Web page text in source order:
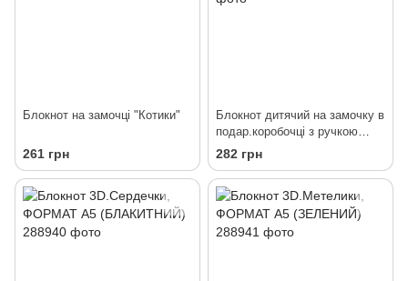
Блокнот на замочці "Котики"
261 грн
Блокнот дитячий на замочку в
подар.коробочці з ручкою
195x210х20mm, 70g, 56 л,
Пончики
282 грн